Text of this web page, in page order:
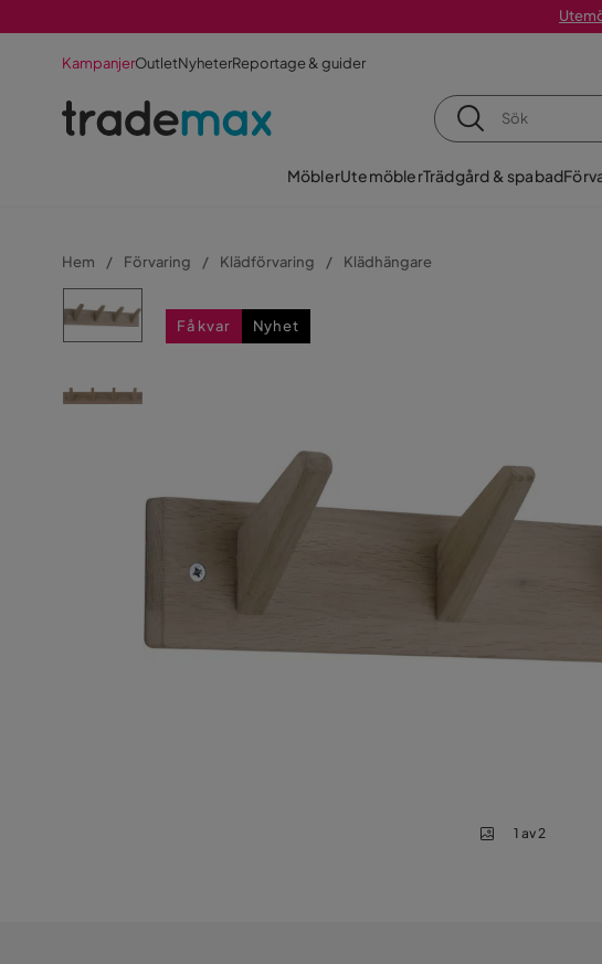
KampanjerOutletNyheterReportage & guider
MöblerUtemöblerTrädgård & spabad
Hem Förvaring Klädförvaring Klädhängare
Få kvar Nyhet
1 av 2